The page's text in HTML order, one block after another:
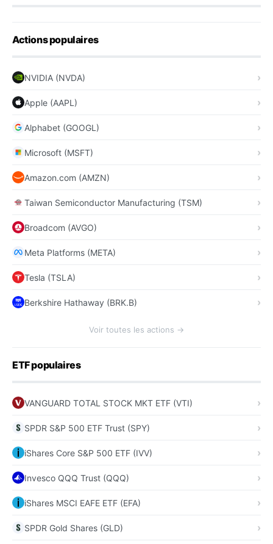
Actions populaires
NVIDIA (NVDA)
Apple (AAPL)
Alphabet (GOOGL)
Microsoft (MSFT)
Amazon.com (AMZN)
Taiwan Semiconductor Manufacturing (TSM)
Broadcom (AVGO)
Meta Platforms (META)
Tesla (TSLA)
Berkshire Hathaway (BRK.B)
Voir toutes les actions →
ETF populaires
VANGUARD TOTAL STOCK MKT ETF (VTI)
SPDR S&P 500 ETF Trust (SPY)
iShares Core S&P 500 ETF (IVV)
Invesco QQQ Trust (QQQ)
iShares MSCI EAFE ETF (EFA)
SPDR Gold Shares (GLD)